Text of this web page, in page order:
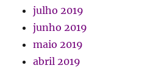
julho 2019
junho 2019
maio 2019
abril 2019